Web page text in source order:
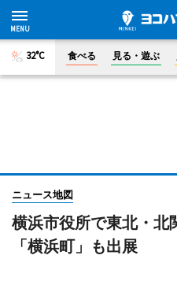
32°C 食べる 見る・遊ぶ
ニュース地図
横浜市役所で東北・
「横浜町」も出展